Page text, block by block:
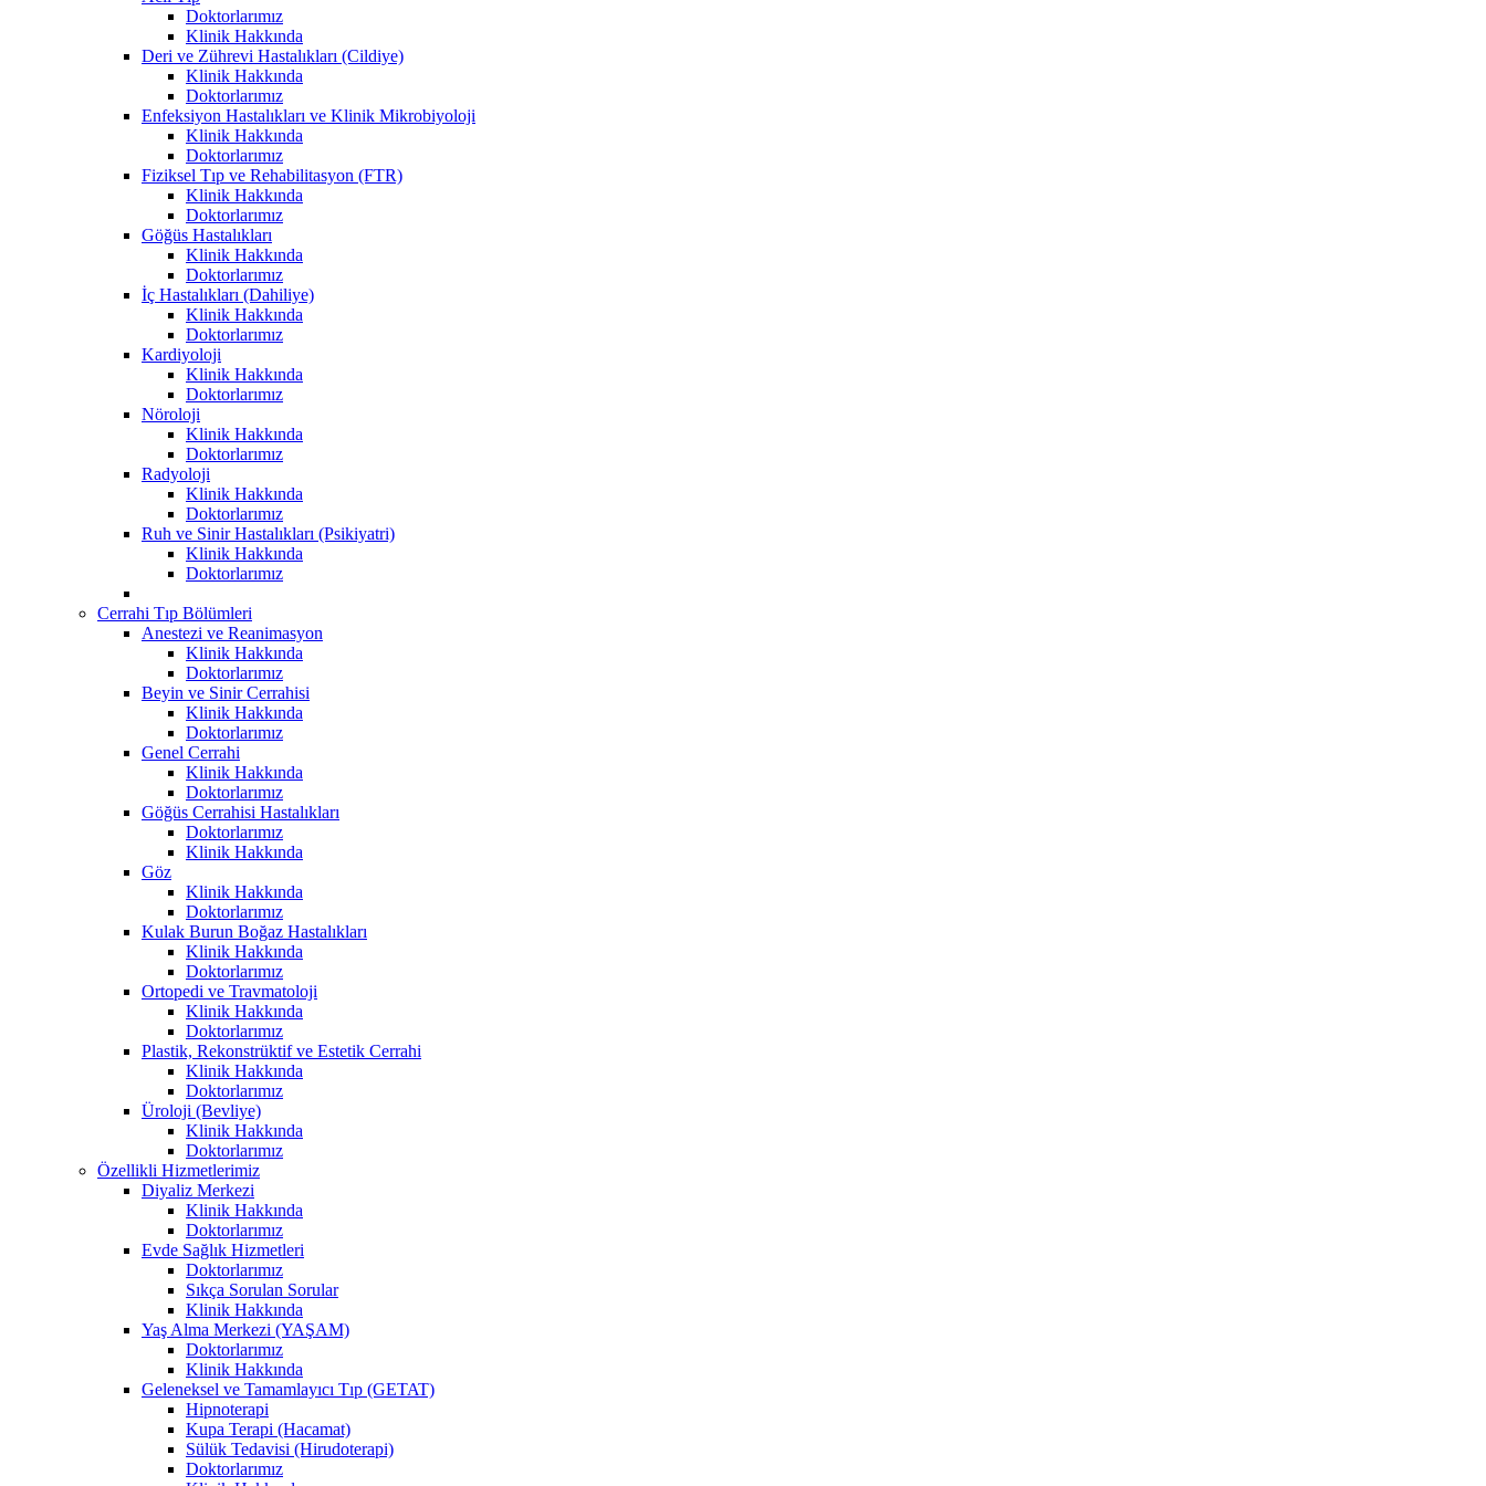
Doktorlarımız
Klinik Hakkında
Deri ve Zührevi Hastalıkları (Cildiye)
Klinik Hakkında
Doktorlarımız
Enfeksiyon Hastalıkları ve Klinik Mikrobiyoloji
Klinik Hakkında
Doktorlarımız
Fiziksel Tıp ve Rehabilitasyon (FTR)
Klinik Hakkında
Doktorlarımız
Göğüs Hastalıkları
Klinik Hakkında
Doktorlarımız
İç Hastalıkları (Dahiliye)
Klinik Hakkında
Doktorlarımız
Kardiyoloji
Klinik Hakkında
Doktorlarımız
Nöroloji
Klinik Hakkında
Doktorlarımız
Radyoloji
Klinik Hakkında
Doktorlarımız
Ruh ve Sinir Hastalıkları (Psikiyatri)
Klinik Hakkında
Doktorlarımız
Cerrahi Tıp Bölümleri
Anestezi ve Reanimasyon
Klinik Hakkında
Doktorlarımız
Beyin ve Sinir Cerrahisi
Klinik Hakkında
Doktorlarımız
Genel Cerrahi
Klinik Hakkında
Doktorlarımız
Göğüs Cerrahisi Hastalıkları
Doktorlarımız
Klinik Hakkında
Göz
Klinik Hakkında
Doktorlarımız
Kulak Burun Boğaz Hastalıkları
Klinik Hakkında
Doktorlarımız
Ortopedi ve Travmatoloji
Klinik Hakkında
Doktorlarımız
Plastik, Rekonstrüktif ve Estetik Cerrahi
Klinik Hakkında
Doktorlarımız
Üroloji (Bevliye)
Klinik Hakkında
Doktorlarımız
Özellikli Hizmetlerimiz
Diyaliz Merkezi
Klinik Hakkında
Doktorlarımız
Evde Sağlık Hizmetleri
Doktorlarımız
Sıkça Sorulan Sorular
Klinik Hakkında
Yaş Alma Merkezi (YAŞAM)
Doktorlarımız
Klinik Hakkında
Geleneksel ve Tamamlayıcı Tıp (GETAT)
Hipnoterapi
Kupa Terapi (Hacamat)
Sülük Tedavisi (Hirudoterapi)
Doktorlarımız